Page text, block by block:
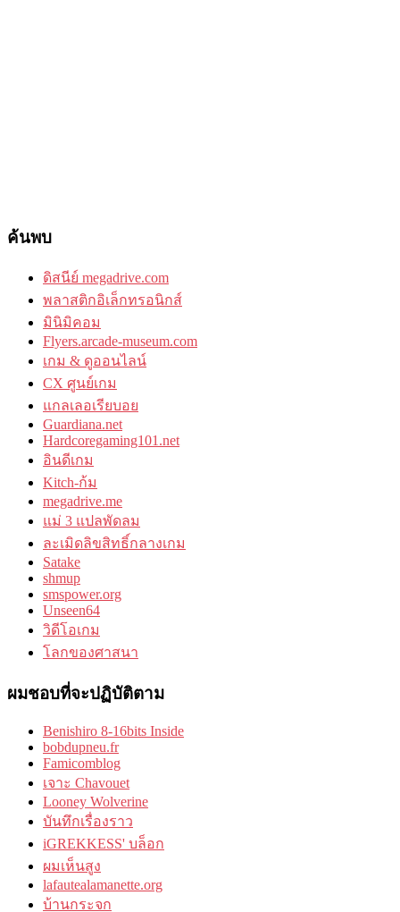
ค้นพบ
ดิสนีย์ megadrive.com
พลาสติกอิเล็กทรอนิกส์
มินิมิคอม
Flyers.arcade-museum.com
เกม & ดูออนไลน์
CX ศูนย์เกม
แกลเลอเรียบอย
Guardiana.net
Hardcoregaming101.net
อินดีเกม
Kitch-ก้ม
megadrive.me
แม่ 3 แปลพัดลม
ละเมิดลิขสิทธิ์กลางเกม
Satake
shmup
smspower.org
Unseen64
วิดีโอเกม
โลกของศาสนา
ผมชอบที่จะปฏิบัติตาม
Benishiro 8-16bits Inside
bobdupneu.fr
Famicomblog
เจาะ Chavouet
Looney Wolverine
บันทึกเรื่องราว
iGREKKESS' บล็อก
ผมเห็นสูง
lafautealamanette.org
บ้านกระจก